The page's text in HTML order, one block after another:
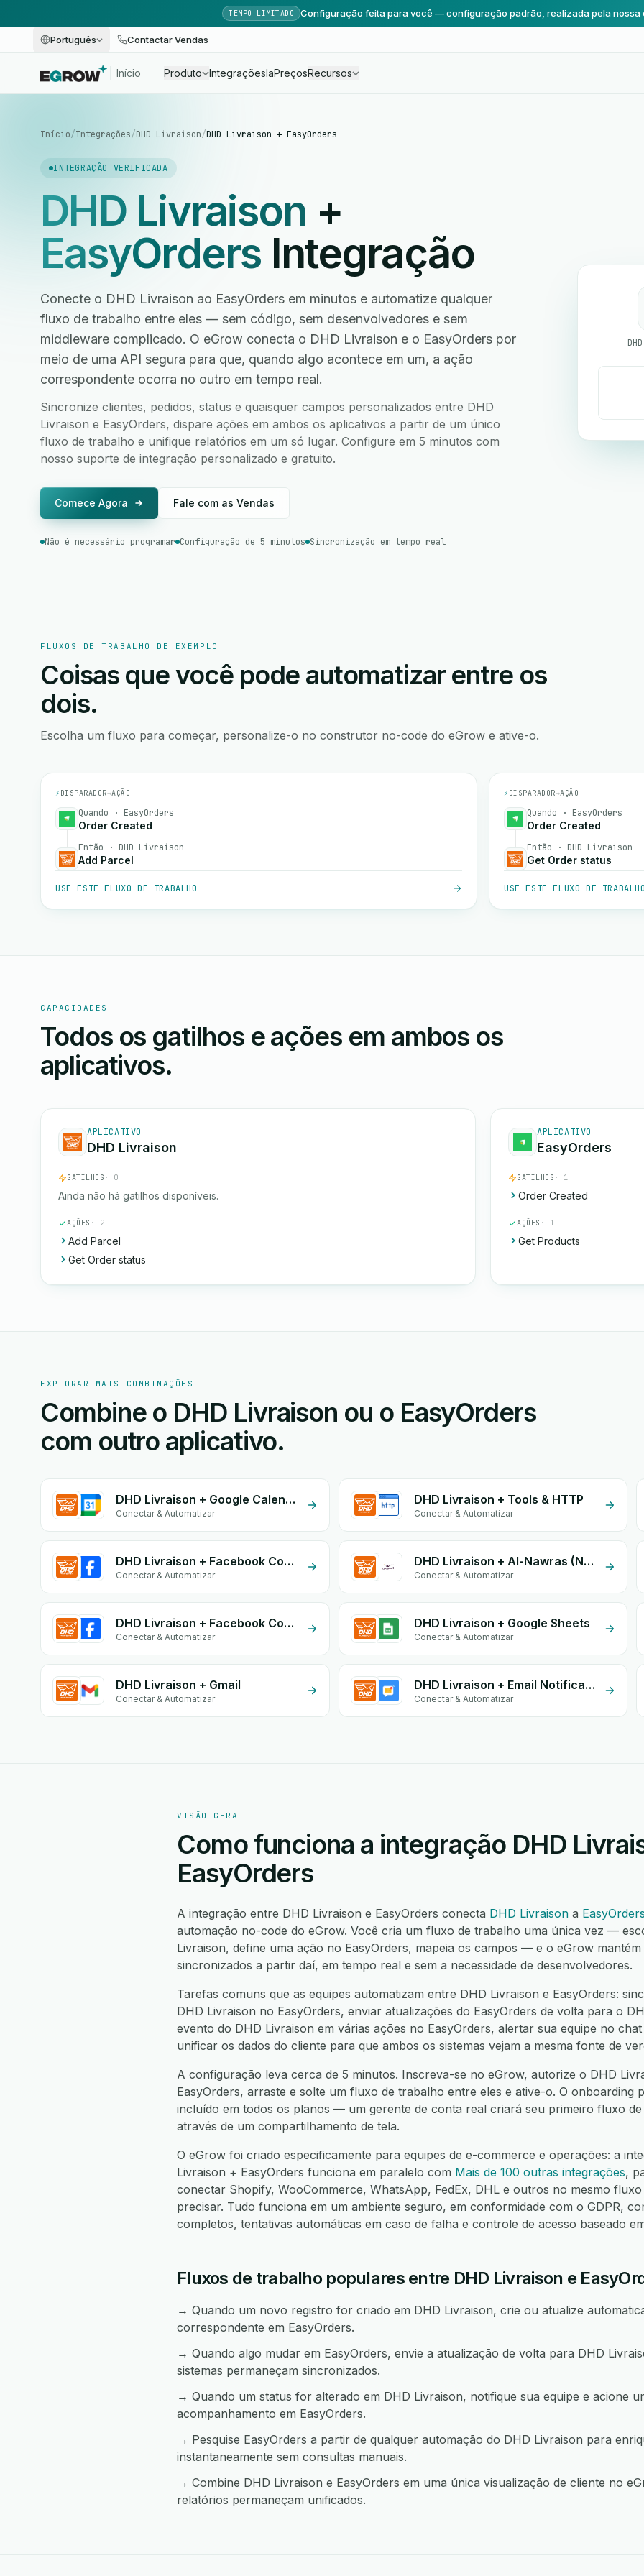
TEMPO LIMITADO Configuração feita para você — configuração padrão, realizada pela nossa
Português Contactar Vendas
Início Produto IntegraçõesIaPreçosRecursos
Início/Integrações/DHD Livraison/DHD Livraison + EasyOrders
INTEGRAÇÃO VERIFICADA
DHD Livraison +
EasyOrders Integração
Conecte o DHD Livraison ao EasyOrders em minutos e automatize qualquer
fluxo de trabalho entre eles — sem código, sem desenvolvedores e sem
middleware complicado. O eGrow conecta o DHD Livraison e o EasyOrders por
meio de uma API segura para que, quando algo acontece em um, a ação
correspondente ocorra no outro em tempo real.
Sincronize clientes, pedidos, status e quaisquer campos personalizados entre DHD
Livraison e EasyOrders, dispare ações em ambos os aplicativos a partir de um único
fluxo de trabalho e unifique relatórios em um só lugar. Configure em 5 minutos com
nosso suporte de integração personalizado e gratuito.
Comece Agora Fale com as Vendas
Não é necessário programar Configuração de 5 minutos Sincronização em tempo real
FLUXOS DE TRABALHO DE EXEMPLO
Coisas que você pode automatizar entre os
dois.
Escolha um fluxo para começar, personalize-o no construtor no-code do eGrow e ative-o.
⚡ DISPARADOR→AÇÃO
Quando · EasyOrders
Order Created
Então · DHD Livraison
Add Parcel
USE ESTE FLUXO DE TRABALHO
⚡ DISPARADOR→AÇÃO
Quando · EasyOrders
Order Created
Então · DHD Livraison
Get Order status
USE ESTE FLUXO DE
CAPACIDADES
Todos os gatilhos e ações em ambos os
aplicativos.
APLICATIVO
DHD Livraison
GATILHOS · 0
Ainda não há gatilhos disponíveis.
AÇÕES · 2
Add Parcel
Get Order status
APLICATIVO
EasyOrders
GATILHOS · 1
Order Created
AÇÕES · 1
Get Products
EXPLORAR MAIS COMBINAÇÕES
Combine o DHD Livraison ou o EasyOrders
com outro aplicativo.
DHD Livraison + Google Calendar
Conectar & Automatizar
DHD Livraison + Tools & HTTP
Conectar & Automatizar
DHD Livraison + Facebook Comments
Conectar & Automatizar
DHD Livraison + Al-Nawras (Nawris)
Conectar & Automatizar
DHD Livraison + Facebook Conversion API (CAPI)
Conectar & Automatizar
DHD Livraison + Google Sheets
Conectar & Automatizar
DHD Livraison + Gmail
Conectar & Automatizar
DHD Livraison + Email Notifications by eGrow
Conectar & Automatizar
VISÃO GERAL
Como funciona a integração DHD
EasyOrders
A integração entre DHD Livraison e EasyOrders conecta DHD Livraison a
automação no-code do eGrow. Você cria um fluxo de trabalho uma única vez —
Livraison, define uma ação no EasyOrders, mapeia os campos — e o eGrow
sincronizados a partir daí, em tempo real e sem a necessidade de desenvolvedores.
Tarefas comuns que as equipes automatizam entre DHD Livraison e EasyOrders:
DHD Livraison no EasyOrders, enviar atualizações do EasyOrders de volta para o
evento do DHD Livraison em várias ações no EasyOrders, alertar sua equipe no
unificar os dados do cliente para que ambos os sistemas vejam a mesma fonte de
A configuração leva cerca de 5 minutos. Inscreva-se no eGrow, autorize o DHD
EasyOrders, arraste e solte um fluxo de trabalho entre eles e ative-o. O onboarding
incluído em todos os planos — um gerente de conta real criará seu primeiro fluxo
através de um compartilhamento de tela.
O eGrow foi criado especificamente para equipes de e-commerce e operações: a
Livraison + EasyOrders funciona em paralelo com Mais de 100 outras integrações,
conectar Shopify, WooCommerce, WhatsApp, FedEx, DHL e outros no mesmo
precisar. Tudo funciona em um ambiente seguro, em conformidade com o GDPR,
completos, tentativas automáticas em caso de falha e controle de acesso baseado
Fluxos de trabalho populares entre DHD Livraison e
→ Quando um novo registro for criado em DHD Livraison, crie ou atualize
correspondente em EasyOrders.
→ Quando algo mudar em EasyOrders, envie a atualização de volta para DHD
sistemas permaneçam sincronizados.
→ Quando um status for alterado em DHD Livraison, notifique sua equipe e acione
acompanhamento em EasyOrders.
→ Pesquise EasyOrders a partir de qualquer automação do DHD Livraison para
instantaneamente sem consultas manuais.
→ Combine DHD Livraison e EasyOrders em uma única visualização de cliente no
relatórios permaneçam unificados.